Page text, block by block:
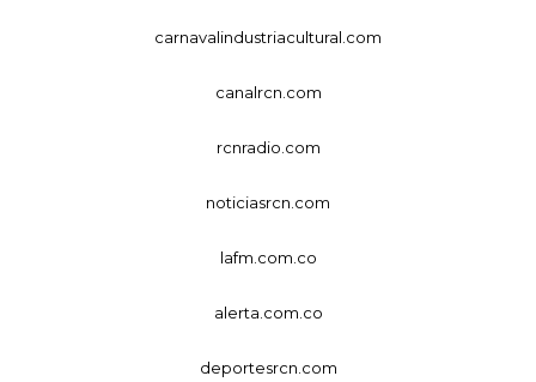
carnavalindustriacultural.com
canalrcn.com
rcnradio.com
noticiasrcn.com
lafm.com.co
alerta.com.co
deportesrcn.com